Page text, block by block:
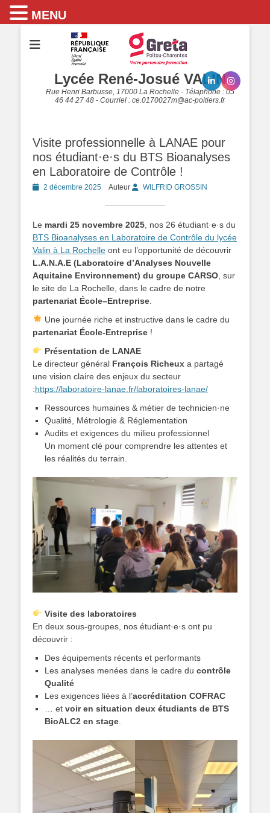
Lycée René-Josué VALIN
Rue Henri Barbusse, 17000 La Rochelle - Télaphone : 05
46 44 27 48 - Courriel : ce.0170027m@ac-poitiers.fr
Visite professionnelle à LANAE pour
nos étudiant·e·s du BTS Bioanalyses
en Laboratoire de Contrôle !
Posted2 décembre 2025 Auteur WILFRID GROSSIN
Le mardi 25 novembre 2025 , nos 26 étudiant·e·s du
BTS Bioanalyses en Laboratoire de Contrôle du lycée
Valin à La Rochelle ont eu l’opportunité de découvrir
L.A.N.A.E (Laboratoire d’Analyses Nouvelle
Aquitaine Environnement) du groupe CARSO , sur
le site de La Rochelle, dans le cadre de notre
partenariat École–Entreprise
Une journée riche et instructive dans le cadre du
partenariat École-Entreprise !
Présentation de LANAE
Le directeur général François Richeux a partagé
une vision claire des enjeux du secteur
:https://laboratoire-lanae.fr/laboratoires-lanae/
Ressources humaines & métier de technicien·ne
Qualité, Métrologie & Réglementation
Audits et exigences du milieu professionnel
Un moment clé pour comprendre les attentes et
les réalités du terrain.
Visite des laboratoires
En deux sous-groupes, nos étudiant·e·s ont pu
découvrir :
Des équipements récents et performants
Les analyses menées dans le cadre du contrôle
Qualité
Les exigences liées à l’accréditation COFRAC
… et voir en situation deux étudiants de BTS
BioALC2 en stage
MENU